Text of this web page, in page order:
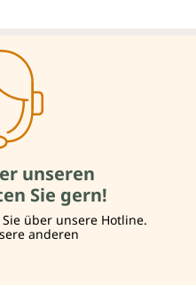
unseren
Sie gern!
über unsere Hotline.
anderen